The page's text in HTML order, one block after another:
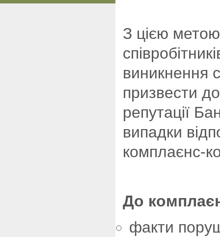
З цією
виникнення
призвести
репутації
випадки
комплаєнс-
До
факти